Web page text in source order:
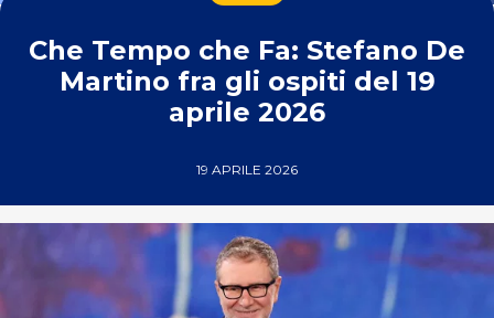
Che Tempo che Fa: Stefano De
Martino fra gli ospiti del 19
aprile 2026
19 APRILE 2026